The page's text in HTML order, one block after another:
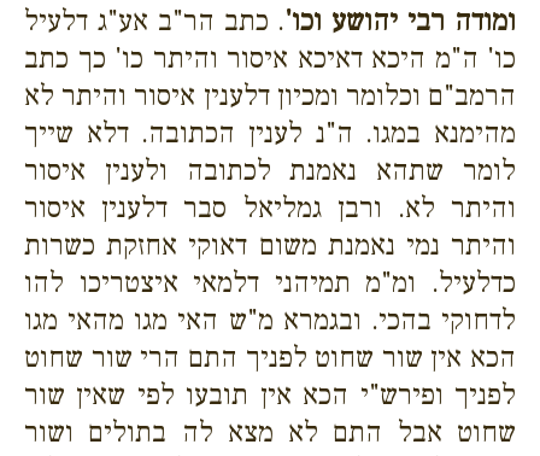
ומודה רבי יהושע וכו'. כתב הר"ב אע"ג דלעיל
כו' ה"מ היכא דאיכא איסור והיתר כו' כך כתב
הרמב"ם וכלומר ומכיון דלענין איסור והיתר לא
מהימנא במגו. ה"נ לענין הכתובה. דלא שייך
לומר שתהא נאמנת לכתובה ולענין איסור
והיתר לא. ורבן גמליאל סבר דלענין איסור
והיתר נמי נאמנת משום דאוקי אחזקת כשרות
כדלעיל. ומ"מ תמיהני דלמאי איצטריכו להו
לדחוקי בהכי. ובגמרא מ"ש האי מגו מהאי מגו
הכא אין שור שחוט לפניך התם הרי שור שחוט
לפניך ופירש"י הכא אין תובעו לפי שאין שור
שחוט אבל התם לא מצא לה בתולים ושור